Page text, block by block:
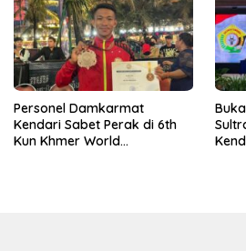
Personel Damkarmat
Kendari Sabet Perak di 6th
Kun Khmer World